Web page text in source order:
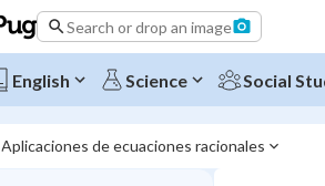
Search or drop an image
English Science Social
Aplicaciones de ecuaciones racionales